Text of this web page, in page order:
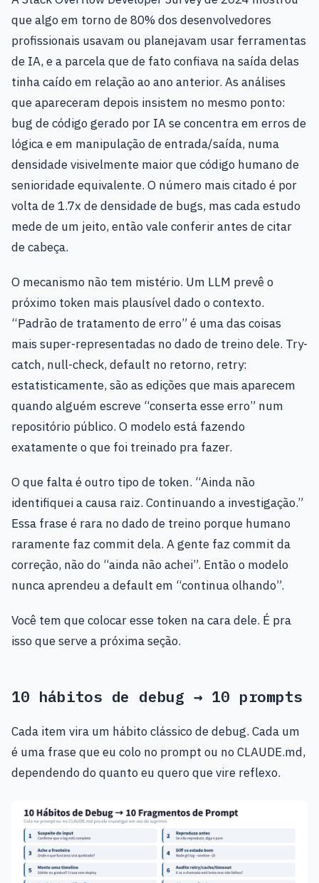
que algo em torno de 80% dos desenvolvedores
profissionais usavam ou planejavam usar ferramentas
de IA, e a parcela que de fato confiava na saída delas
tinha caído em relação ao ano anterior. As análises
que apareceram depois insistem no mesmo ponto:
bug de código gerado por IA se concentra em erros de
lógica e em manipulação de entrada/saída, numa
densidade visivelmente maior que código humano de
senioridade equivalente. O número mais citado é por
volta de 1.7x de densidade de bugs, mas cada estudo
mede de um jeito, então vale conferir antes de citar
de cabeça.
O mecanismo não tem mistério. Um LLM prevê o
próximo token mais plausível dado o contexto.
“Padrão de tratamento de erro” é uma das coisas
mais super-representadas no dado de treino dele. Try-
catch, null-check, default no retorno, retry:
estatisticamente, são as edições que mais aparecem
quando alguém escreve “conserta esse erro” num
repositório público. O modelo está fazendo
exatamente o que foi treinado pra fazer.
O que falta é outro tipo de token. “Ainda não
identifiquei a causa raiz. Continuando a investigação.”
Essa frase é rara no dado de treino porque humano
raramente faz commit dela. A gente faz commit da
correção, não do “ainda não achei”. Então o modelo
nunca aprendeu a default em “continua olhando”.
Você tem que colocar esse token na cara dele. É pra
isso que serve a próxima seção.
10 hábitos de debug → 10 prompts
Cada item vira um hábito clássico de debug. Cada um
é uma frase que eu colo no prompt ou no CLAUDE.md,
dependendo do quanto eu quero que vire reflexo.